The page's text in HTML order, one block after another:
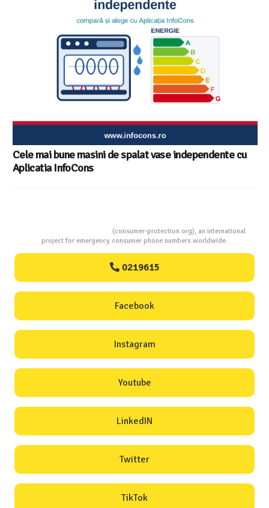
(consumer-protection.org), an international
project for emergency consumer phone numbers worldwide.
0219615
Facebook
Instagram
Youtube
LinkedIN
Twitter
TikTok